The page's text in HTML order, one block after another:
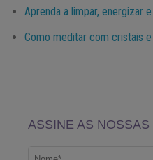
Aprenda a limpar, energizar
Como meditar com cristais